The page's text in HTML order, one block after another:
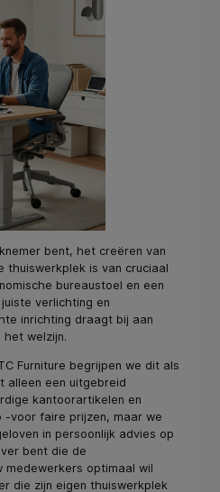
bent, het creëren van
thuiswerkplek is van cruciaal
bureaustoel en een
verlichting en
inrichting draagt bij aan
welzijn.
Furniture begrijpen we dit als
alleen een uitgebreid
kantoorartikelen en
-voor faire prijzen, maar we
in persoonlijk advies op
bent die de
medewerkers optimaal wil
die zijn eigen thuiswerkplek